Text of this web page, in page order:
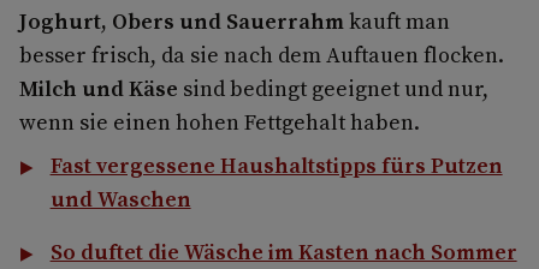
Joghurt, Obers und Sauerrahmkauft man
besser frisch, da sie nach dem Auftauen flocken.
Milch und Käse sind bedingt geeignet und nur,
wenn sie einen hohen Fettgehalt haben.
Fast vergessene Haushaltstipps fürs Putzen
und Waschen
So duftet die Wäsche im Kasten nach Sommer